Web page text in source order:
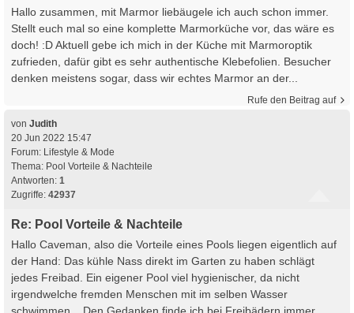
Hallo zusammen, mit Marmor liebäugele ich auch schon immer.
Stellt euch mal so eine komplette Marmorküche vor, das wäre es
doch! :D Aktuell gebe ich mich in der Küche mit Marmoroptik
zufrieden, dafür gibt es sehr authentische Klebefolien. Besucher
denken meistens sogar, dass wir echtes Marmor an der...
Rufe den Beitrag auf
von Judith
20 Jun 2022 15:47
Forum: Lifestyle & Mode
Thema: Pool Vorteile & Nachteile
Antworten: 1
Zugriffe: 42937
Re: Pool Vorteile & Nachteile
Hallo Caveman, also die Vorteile eines Pools liegen eigentlich auf
der Hand: Das kühle Nass direkt im Garten zu haben schlägt
jedes Freibad. Ein eigener Pool viel hygienischer, da nicht
irgendwelche fremden Menschen mit im selben Wasser
schwimmen... Den Gedanken finde ich bei Freibädern immer